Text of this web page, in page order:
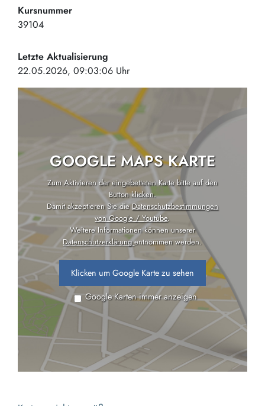
Kursnummer
39104
Letzte Aktualisierung
22.05.2026, 09:03:06 Uhr
GOOGLE MAPS KARTE
Zum Aktivieren der eingebetteten Karte bitte auf den
Button klicken.
Damit akzeptieren Sie dieDatenschutzbestimmungen
von Google / Youtube.
Weitere Informationen können unserer
Datenschutzerklärungentnommen werden.
Klicken um Google Karte zu sehen
Google Karten immer anzeigen